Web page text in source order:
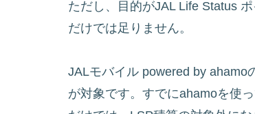
ただし、目的がJAL Life Status
だけでは足りません。
JALモバイル powered by ahamo
が対象です。すでにahamoを使